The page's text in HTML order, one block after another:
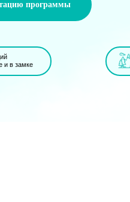
и в замке
программы